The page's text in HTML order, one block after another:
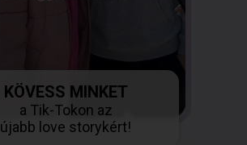
KÖVESS MINKET
a Tik-Tokon az
újabb love storykért!